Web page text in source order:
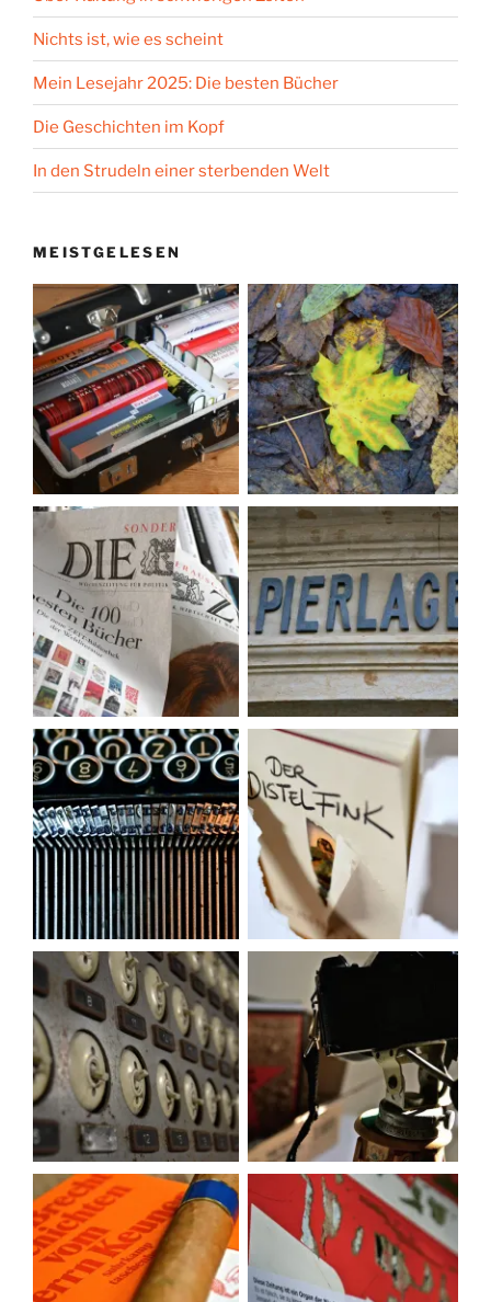
Nichts ist, wie es scheint
Mein Lesejahr 2025: Die besten Bücher
Die Geschichten im Kopf
In den Strudeln einer sterbenden Welt
MEISTGELESEN